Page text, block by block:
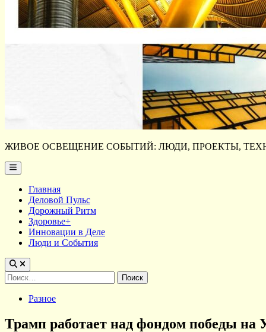
ЖИВОЕ ОСВЕЩЕНИЕ СОБЫТИЙ: ЛЮДИ, ПРОЕКТЫ,
Main
Menu
Главная
Деловой Пульс
Дорожный Ритм
Здоровье+
Инновации в Деле
Люди и События
Найти:
PostedРазное
Трамп работает над фондом победы